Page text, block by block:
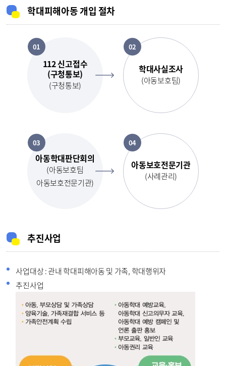
학대피해아동 개입 절차
01
112 신고접수
(구청통보)
(구청통보)
02
학대사실조사
(아동보호팀)
03
아동학대판단회의
(아동보호팀
아동보호전문기관)
04
아동보호전문기관
(사례관리)
추진사업
사업대상 : 관내 학대피해아동 및 가족, 학대행위자
추진사업